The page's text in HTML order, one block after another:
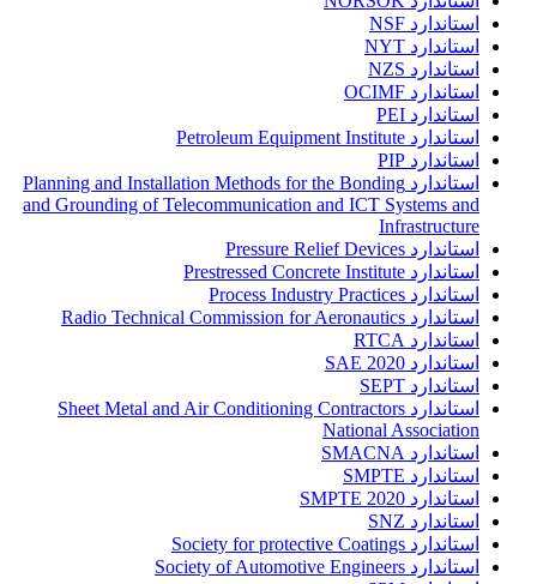
استاندارد NSF
استاندارد NYT
استاندارد NZS
استاندارد OCIMF
استاندارد PEI
استاندارد Petroleum Equipment Institute
استاندارد PIP
استاندارد Planning and Installation Methods for the Bonding
and Grounding of Telecommunication and ICT Systems and
Infrastructure
استاندارد Pressure Relief Devices
استاندارد Prestressed Concrete Institute
استاندارد Process Industry Practices
استاندارد Radio Technical Commission for Aeronautics
استاندارد RTCA
استاندارد SAE 2020
استاندارد SEPT
استاندارد Sheet Metal and Air Conditioning Contractors
National Association
استاندارد SMACNA
استاندارد SMPTE
استاندارد SMPTE 2020
استاندارد SNZ
استاندارد Society for protective Coatings
استاندارد Society of Automotive Engineers